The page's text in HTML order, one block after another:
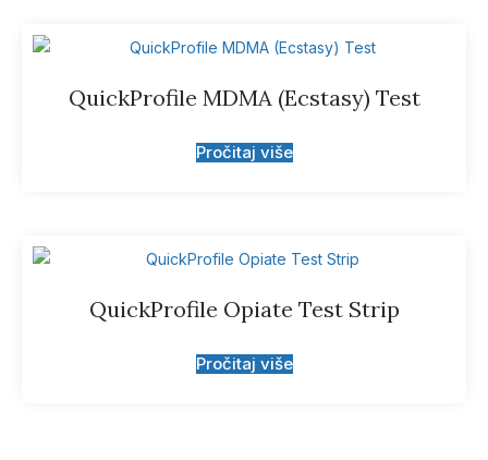
QuickProfile MDMA (Ecstasy) Test
Pročitaj više
QuickProfile Opiate Test Strip
Pročitaj više